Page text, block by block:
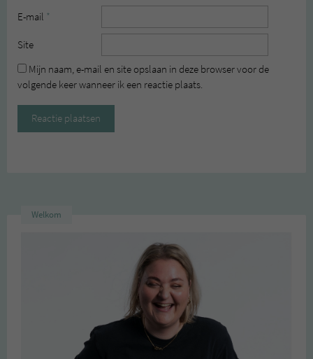
E-mail *
Site
Mijn naam, e-mail en site opslaan in deze browser voor de
volgende keer wanneer ik een reactie plaats.
Welkom